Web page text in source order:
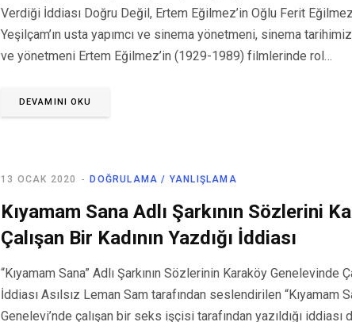
Verdiği İddiası Doğru Değil, Ertem Eğilmez’in Oğlu Ferit
Yeşilçam’ın usta yapımcı ve sinema yönetmeni, sinema
ve yönetmeni Ertem Eğilmez’in (1929-1989) filmlerinde rol…
DEVAMINI OKU
DOĞRULAMA / YANLIŞLAMA
13 OCAK 2020
Kıyamam Sana Adlı Şarkının Sözlerini
Çalışan Bir Kadının Yazdığı İddiası
“Kıyamam Sana” Adlı Şarkının Sözlerinin Karaköy Genelevinde
İddiası Asılsız Leman Sam tarafından seslendirilen “Kıyamam
Genelevi’nde çalışan bir seks işçisi tarafından yazıldığı